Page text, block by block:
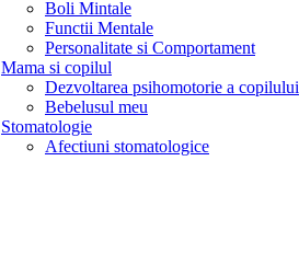
Boli Mintale
Functii Mentale
Personalitate si Comportament
Mama si copilul
Dezvoltarea psihomotorie a copilului
Bebelusul meu
Stomatologie
Afectiuni stomatologice